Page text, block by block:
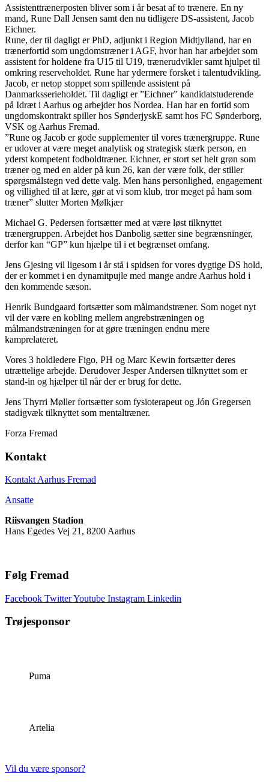
Assistenttrænerposten bliver som i år besat af to trænere. En ny
mand, Rune Dall Jensen samt den nu tidligere DS-assistent, Jacob
Eichner.
Rune, der til dagligt er PhD, adjunkt i Region Midtjylland, har en
trænerfortid som ungdomstræner i AGF, hvor han har arbejdet som
assistent for holdene fra U15 til U19, trænerudvikler samt hjulpet til
omkring reserveholdet. Rune har ydermere forsket i talentudvikling.
Jacob, er netop stoppet som spillende assistent på
Danmarksserieholdet. Til dagligt er ”Eichner” kandidatstuderende
på Idræt i Aarhus og arbejder hos Nordea. Han har en fortid som
ungdomskontrakt spiller hos SønderjyskE samt hos FC Sønderborg,
VSK og Aarhus Fremad.
”Rune og Jacob er gode supplementer til vores trænergruppe. Rune
er udover at være meget analytisk og strategisk stærk person, en
yderst kompetent fodboldtræner. Eichner, er stort set helt grøn som
træner og med en alder på kun 26, kan der være folk, der stiller
spørgsmålstegn ved dette valg. Men hans personlighed, engagement
og villighed til at lære, gør at vi som klub, tror meget på ham som
træner” slutter Morten Mølkjær
Michael G. Pedersen fortsætter med at være løst tilknyttet
trænergruppen. Arbejdet hos Danbolig sætter sine begrænsninger,
derfor kan “GP” kun hjælpe til i et begrænset omfang.
Jens Gjesing vil ligesom i år stå i spidsen for vores dygtige DS hold,
der er kommet i en dynamitpujle med mange andre Aarhus hold i
den kommende sæson.
Henrik Bundgaard fortsætter som målmandstræner. Som noget nyt
vil der være en kobling mellem angrebstræningen og
målmandstræningen for at gøre træningen endnu mere
kamprelateret.
Vores 3 holdledere Figo, PH og Marc Kewin fortsætter deres
utrættelige arbejde. Derudover Jesper Andersen tilknyttet som er
stand-in og hjælper til når der er brug for dette.
Jens Thyrri Møller fortsætter som fysioterapeut og Jón Gregersen
stadigvæk tilknyttet som mentaltræner.
Forza Fremad
Kontakt
Kontakt Aarhus Fremad
Ansatte
Riisvangen Stadion
Hans Egedes Vej 21, 8200 Aarhus
Følg Fremad
Facebook TwitterYoutube Instagram Linkedin
Trøjesponsor
Puma
Artelia
Vil du være sponsor?